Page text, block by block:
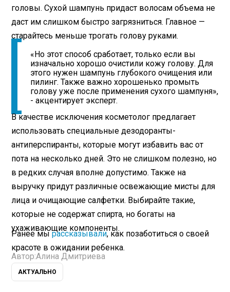
головы. Сухой шампунь придаст волосам объема не
даст им слишком быстро загрязниться. Главное —
старайтесь меньше трогать голову руками.
«Но этот способ сработает, только если вы
изначально хорошо очистили кожу голову. Для
этого нужен шампунь глубокого очищения или
пилинг. Также важно хорошенько промыть
голову уже после применения сухого шампуня»,
- акцентирует эксперт.
В качестве исключения косметолог предлагает
использовать специальные дезодоранты-
антиперспиранты, которые могут избавить вас от
пота на несколько дней. Это не слишком полезно, но
в редких случая вполне допустимо. Также на
выручку придут различные освежающие мисты для
лица и очищающие салфетки. Выбирайте такие,
которые не содержат спирта, но богаты на
ухаживающие компоненты.
Ранее мырассказывали, как позаботиться о своей
красоте в ожидании ребенка.
Автор:Алина Дмитриева
АКТУАЛЬНО